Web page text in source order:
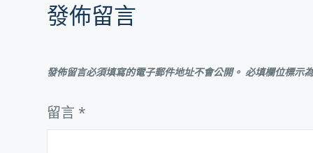
發佈留言
發佈留言必須填寫的電子郵件地址不會公開。 必填欄位標示
留言 *